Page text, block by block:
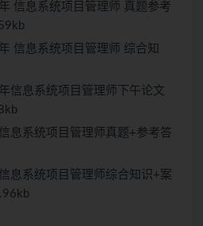
信息系统项目管理师 真题参考
信息系统项目管理师 综合知
信息系统项目管理师下午论文
息系统项目管理师真题+参考答
息系统项目管理师综合知识+案